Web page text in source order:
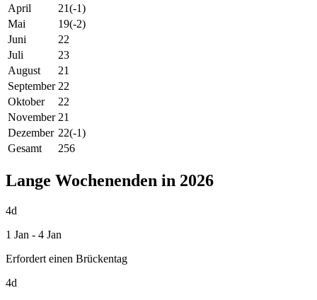
April
21(-1)
Mai
19(-2)
Juni
22
Juli
23
August
21
September 22
Oktober
22
November 21
Dezember 22(-1)
Gesamt
256
Lange Wochenenden in 2026
4d
1 Jan - 4 Jan
Erfordert einen Brückentag
4d